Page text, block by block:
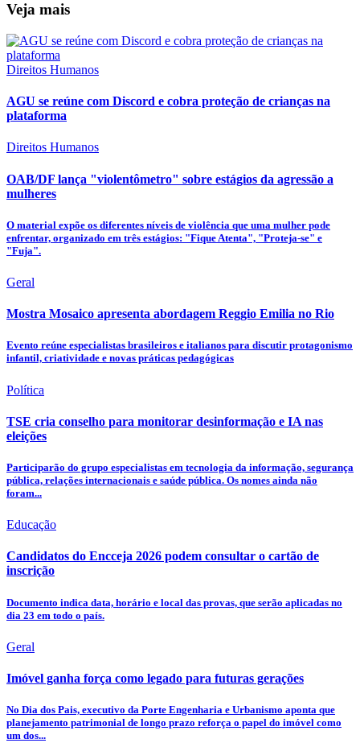
Veja mais
Direitos Humanos
AGU se reúne com Discord e cobra proteção de crianças na
plataforma
Direitos Humanos
OAB/DF lança "violentômetro" sobre estágios da agressão a
mulheres
O material expõe os diferentes níveis de violência que uma mulher pode
enfrentar, organizado em três estágios: "Fique Atenta", "Proteja-se" e
"Fuja".
Geral
Mostra Mosaico apresenta abordagem Reggio Emilia no Rio
Evento reúne especialistas brasileiros e italianos para discutir protagonismo
infantil, criatividade e novas práticas pedagógicas
Política
TSE cria conselho para monitorar desinformação e IA nas
eleições
Participarão do grupo especialistas em tecnologia da informação, segurança
pública, relações internacionais e saúde pública. Os nomes ainda não
foram...
Educação
Candidatos do Encceja 2026 podem consultar o cartão de
inscrição
Documento indica data, horário e local das provas, que serão aplicadas no
dia 23 em todo o país.
Geral
Imóvel ganha força como legado para futuras gerações
No Dia dos Pais, executivo da Porte Engenharia e Urbanismo aponta que
planejamento patrimonial de longo prazo reforça o papel do imóvel como
um dos...